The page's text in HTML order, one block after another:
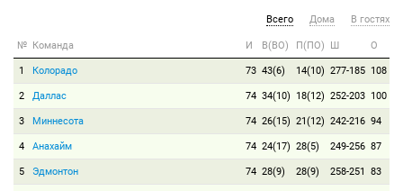
Всего Дома В гостях
№ Команда И В(ВО) П(ПО) Ш О
1 Колорадо 73 43(6) 14(10) 277-185 108
2 Даллас 74 34(10) 18(12) 252-203 100
3 Миннесота 74 26(15) 21(12) 242-216 94
4 Анахайм 74 24(17) 28(5) 249-256 87
5 Эдмонтон 74 28(9) 28(9) 258-251 83